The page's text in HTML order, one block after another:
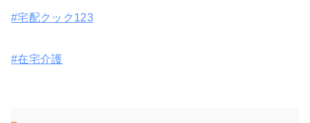
#宅配クック123
#在宅介護